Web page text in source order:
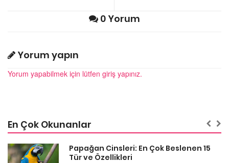
0 Yorum
Yorum yapın
Yorum yapabilmek için lütfen giriş yapınız.
En Çok Okunanlar
Papağan Cinsleri: En Çok Beslenen 15
Tür ve Özellikleri